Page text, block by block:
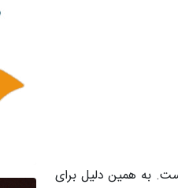
به همین دلیل برای